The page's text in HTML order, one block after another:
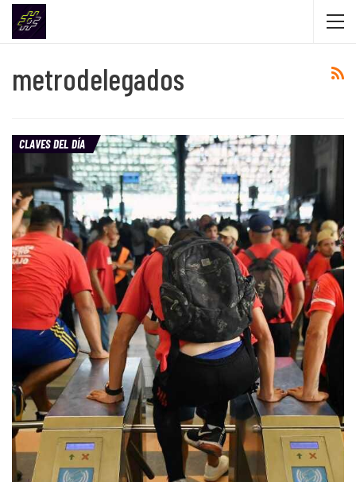
metrodelegados
CLAVES DEL DÍA